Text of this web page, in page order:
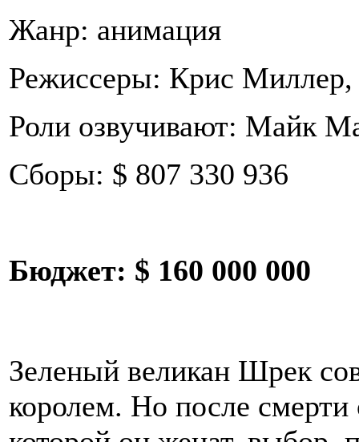
Жанр: анимация
Режиссеры: Крис
Роли озвучивают: Майк
Сборы: $ 807 330 936
Бюджет: $ 160 000 000
Зеленый великан Шрек
королем. Но после